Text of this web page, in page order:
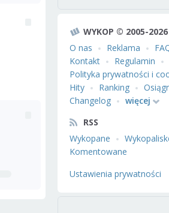
WYKOP © 2005-2026
O nas
Reklama
Kontakt
Regulamin
Polityka prywatności i
Hity
Ranking
Changelog
więcej
RSS
Wykopane
Komentowane
Ustawienia prywatności